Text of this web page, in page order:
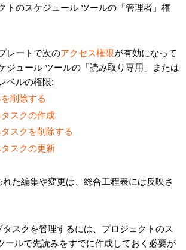
トのスケジュール ツールの「管理者」権
レートで次のアクセス権限が有効になって
ジュール ツールの「読み取り専用」または
ベルの権限:
削除する
スクの作成
スクを削除する
スクの更新
れた編集や変更は、総合工程表には反映さ
タスクを管理するには、プロジェクトのス
ールで先読みをすでに作成しておく必要が